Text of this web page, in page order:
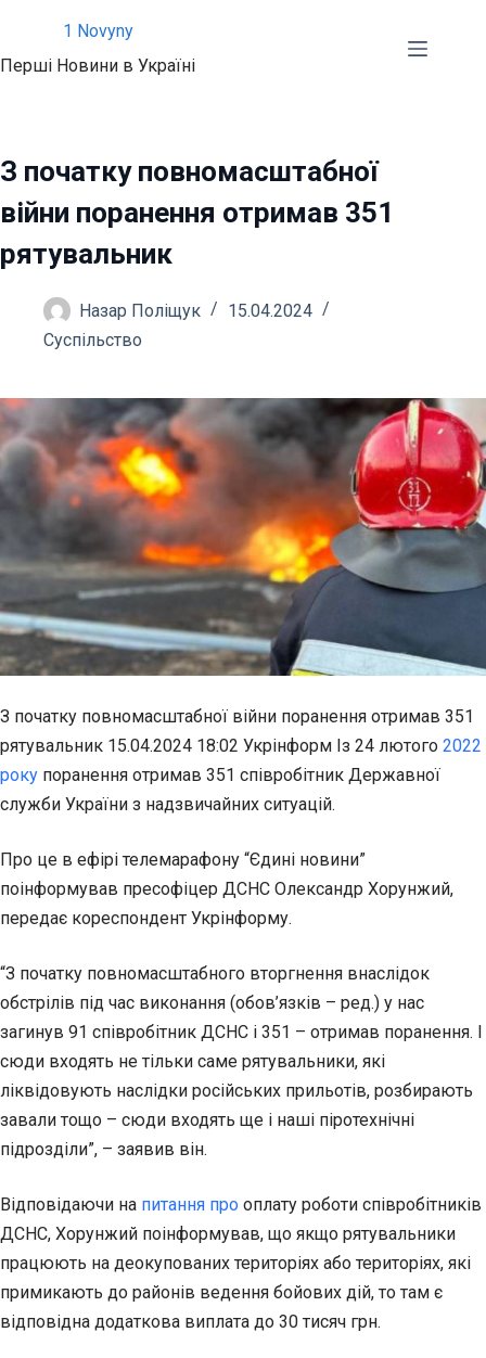
вмісту
1 Novyny
Перші Новини в Україні
З початку повномасштабної
війни поранення отримав 351
рятувальник
Назар Поліщук
15.04.2024
Суспільство
З початку повномасштабної війни поранення отримав 351
рятувальник 15.04.2024 18:02 Укрінформ Із 24 лютого 2022
року поранення отримав 351 співробітник Державної
служби України з надзвичайних ситуацій.
Про це в ефірі телемарафону “Єдині новини”
поінформував пресофіцер ДСНС Олександр Хорунжий,
передає кореспондент Укрінформу.
“З початку повномасштабного вторгнення внаслідок
обстрілів під час виконання (обов’язків – ред.) у нас
загинув 91 співробітник ДСНС і 351 – отримав поранення. І
сюди входять не тільки саме рятувальники, які
ліквідовують наслідки російських прильотів, розбирають
завали тощо – сюди входять ще і наші піротехнічні
підрозділи”, – заявив він.
Відповідаючи на питання про оплату роботи співробітників
ДСНС, Хорунжий поінформував, що якщо рятувальники
працюють на деокупованих територіях або територіях, які
примикають до районів ведення бойових дій, то там є
відповідна додаткова виплата до 30 тисяч грн.